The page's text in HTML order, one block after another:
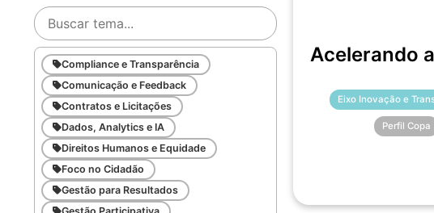
Compliance e Transparência
Comunicação e Feedback
Contratos e Licitações
Dados, Analytics e IA
Direitos Humanos e Equidade
Foco no Cidadão
Gestão para Resultados
Acelerando
Eixo Inovação e
Perfil Copa